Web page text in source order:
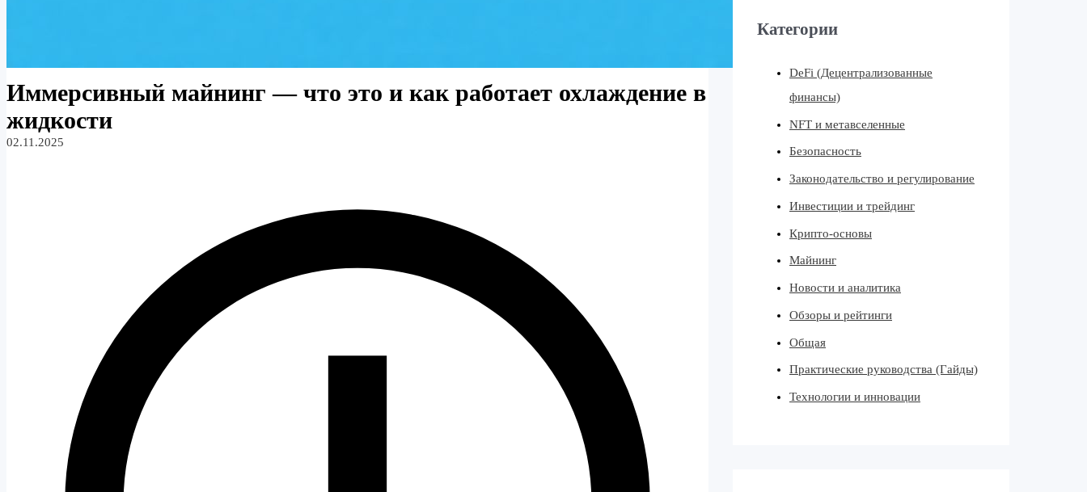
Иммерсивный майнинг — что это и как работает охлаждение в
жидкости
02.11.2025
Категории
DeFi (Децентрализованные
финансы)
NFT и метавселенные
Безопасность
Законодательство и регулирование
Инвестиции и трейдинг
Крипто-основы
Майнинг
Новости и аналитика
Обзоры и рейтинги
Общая
Практические руководства (Гайды)
Технологии и инновации